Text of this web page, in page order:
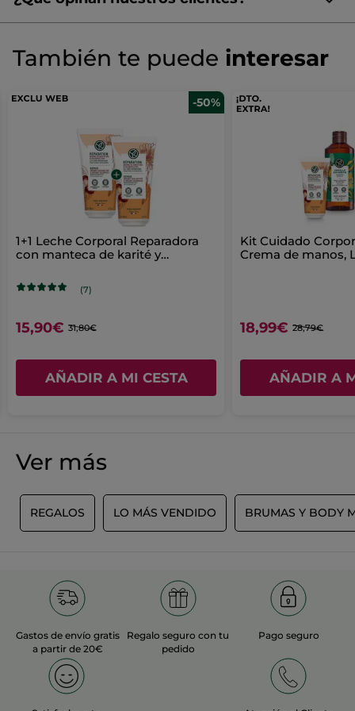
☆☆☆☆☆
☆☆☆☆☆
No
de
AÑADIR UNA RESEÑA
También te puede interesar
-50%
1+1 Leche Corporal Reparadora
con manteca de karité y
(7)
15,90€ 31,80€
AÑADIR A MI CESTA
Kit Cuidado
Crema de manos,
18,99€ 28,79€
AÑADIR A
Ver más
REGALOS LO MÁS VENDIDO BRUMAS Y BODY
Gastos de envío gratis
a partir de 20€
Regalo seguro con tu
pedido
Pago seguro